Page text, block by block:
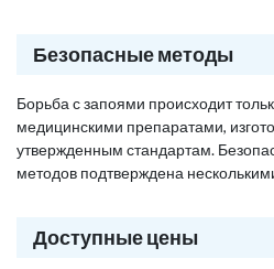
Безопасные методы
Борьба с запоями происходит
медицинскими препаратами,
утвержденным стандартам.
методов подтверждена
Доступные цены